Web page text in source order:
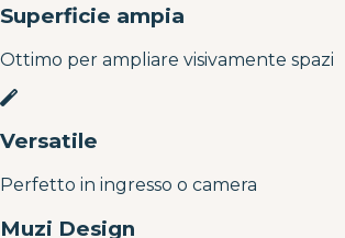
Superficie ampia
Ottimo per ampliare visivamente spazi
Versatile
Perfetto in ingresso o camera
Muzi Design